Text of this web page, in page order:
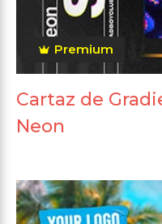
Premium
Cartaz de
Neon